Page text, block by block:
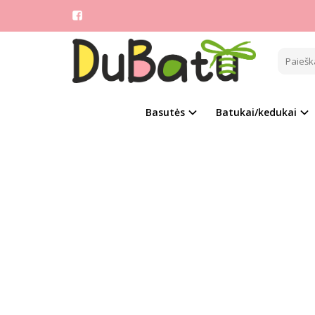
Basutės Batukai/kedukaiPopuliari